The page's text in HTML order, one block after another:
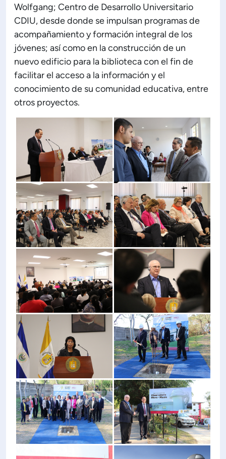
Wolfgang; Centro de Desarrollo Universitario
CDIU, desde donde se impulsan programas de
acompañamiento y formación integral de los
jóvenes; así como en la construcción de un
nuevo edificio para la biblioteca con el fin de
facilitar el acceso a la información y el
conocimiento de su comunidad educativa, entre
otros proyectos.